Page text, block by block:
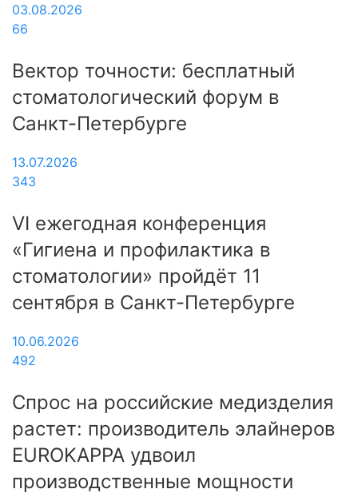
03.08.2026
66
Вектор точности: бесплатный
стоматологический форум в
Санкт-Петербурге
13.07.2026
343
VI ежегодная конференция
«Гигиена и профилактика в
стоматологии» пройдёт 11
сентября в Санкт-Петербурге
10.06.2026
492
Спрос на российские медизделия
растет: производитель элайнеров
EUROKAPPA удвоил
производственные мощности